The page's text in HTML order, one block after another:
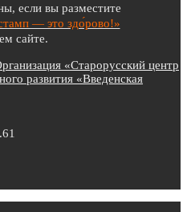
если вы разместите
— это здо́рово!»
сайте.
«Старорусский центр
развития «Введенская